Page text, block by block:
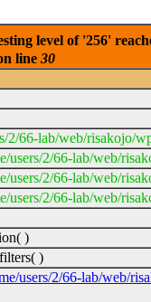
level of '256'
line 30
2/66-lab/web/risakojo/
users/2/66-lab/web/
users/2/66-lab/web/
users/2/66-lab/web/
)
)
users/2/66-lab/web/